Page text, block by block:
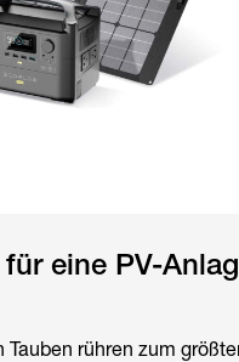
eine PV-
Tauben rühren zum